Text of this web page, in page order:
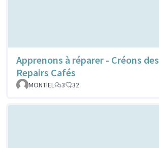
Apprenons à réparer - Créons des
Repairs Cafés
MONTIEL 3 32